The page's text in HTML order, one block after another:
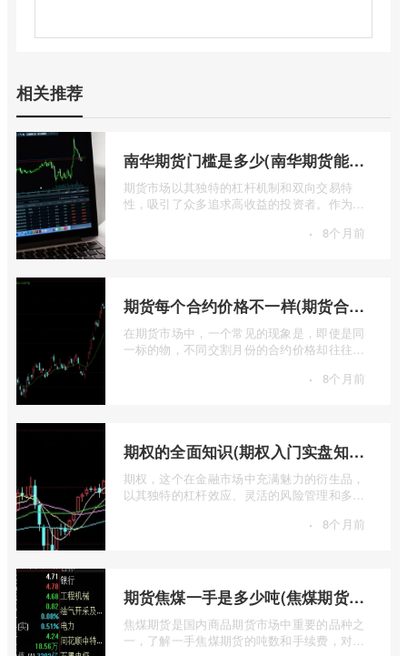
相关推荐
南华期货门槛是多少(南华期货能做国际期货吗)
期货市场以其独特的杠杆机制和双向交易特
性，吸引了众多追求高收益的投资者。作为中
· 8个月前
期货每个合约价格不一样(期货合约之间的价格差)
在期货市场中，一个常见的现象是，即使是同
一标的物，不同交割月份的合约价格却往往不
· 8个月前
期权的全面知识(期权入门实盘知识)
期权，这个在金融市场中充满魅力的衍生品，
以其独特的杠杆效应、灵活的风险管理和多样
· 8个月前
期货焦煤一手是多少吨(焦煤期货手续费一手就2百多)
焦煤期货是国内商品期货市场中重要的品种之
一，了解一手焦煤期货的吨数和手续费，对于